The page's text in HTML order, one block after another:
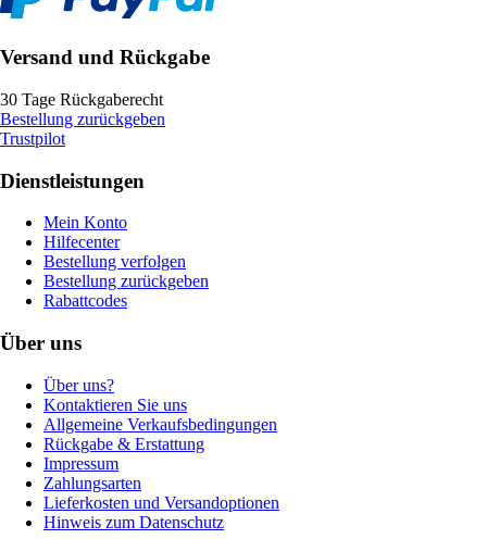
Versand und Rückgabe
30 Tage Rückgaberecht
Bestellung zurückgeben
Trustpilot
Dienstleistungen
Mein Konto
Hilfecenter
Bestellung verfolgen
Bestellung zurückgeben
Rabattcodes
Über uns
Über uns?
Kontaktieren Sie uns
Allgemeine Verkaufsbedingungen
Rückgabe & Erstattung
Impressum
Zahlungsarten
Lieferkosten und Versandoptionen
Hinweis zum Datenschutz